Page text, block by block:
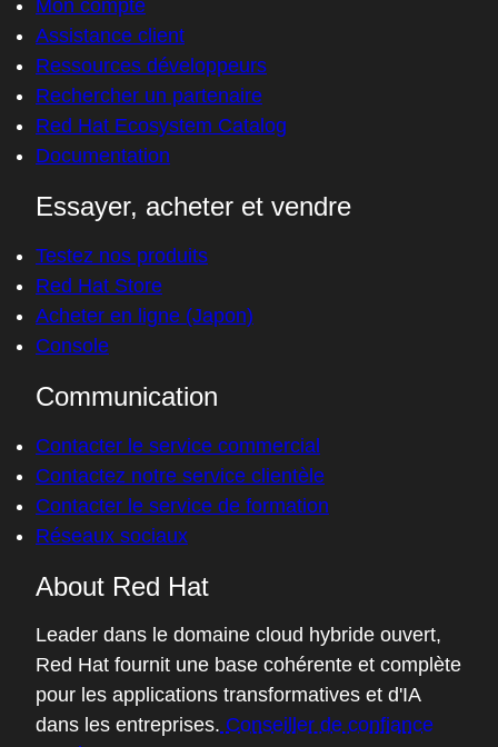
Mon compte
Assistance client
Ressources développeurs
Rechercher un partenaire
Red Hat Ecosystem Catalog
Documentation
Essayer, acheter et vendre
Testez nos produits
Red Hat Store
Acheter en ligne (Japon)
Console
Communication
Contacter le service commercial
Contactez notre service clientèle
Contacter le service de formation
Réseaux sociaux
About Red Hat
Leader dans le domaine cloud hybride ouvert,
Red Hat fournit une base cohérente et complète
pour les applications transformatives et d'IA
dans les entreprises. Conseiller de confiance